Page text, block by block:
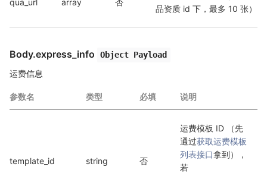
品资质 id 下，最多 10 张）
Body.express_info Object Payload
运费信息
参数名 类型 必填 说明
template_id string 否
运费模板 ID （先
通过获取运费模板
列表接口拿到），
若